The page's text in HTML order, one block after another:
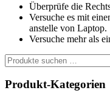
Überprüfe die
Versuche es mit
anstelle von Laptop.
Versuche mehr als
Suchen
nach:
Produkt-Kategorien